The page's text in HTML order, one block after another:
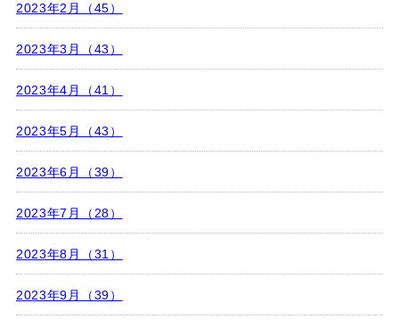
2023年2月（45）
2023年3月（43）
2023年4月（41）
2023年5月（43）
2023年6月（39）
2023年7月（28）
2023年8月（31）
2023年9月（39）